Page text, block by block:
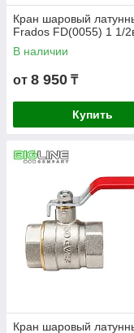
Кран шаровый
Frados FD(0055) 1 1/
В наличии
от 8 950 ₸
Купить
Кран шаровый